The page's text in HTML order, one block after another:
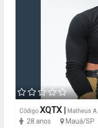
Código XQTX | Matheus A.
28 anos Mauá/SP